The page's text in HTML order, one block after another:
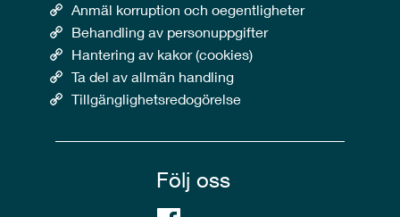
Anmäl korruption och oegentligheter
Behandling av personuppgifter
Hantering av kakor (cookies)
Ta del av allmän handling
Tillgänglighetsredogörelse
Följ oss